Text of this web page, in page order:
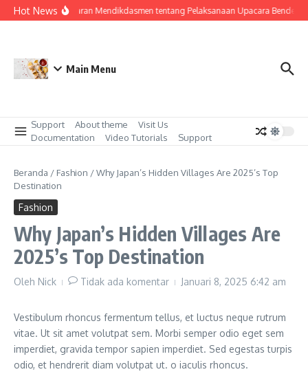
Lewati ke konten
Hot NewsSurat Edaran Mendikdasmen tentang Pelaksanaan Upacara Bendera
Main Menu
Support About theme
Visit Us
Documentation
Video Tutorials Support
Beranda / Fashion /Why Japan’s Hidden Villages Are 2025’s Top
Destination
Fashion
Why Japan’s Hidden Villages Are
2025’s Top Destination
Oleh Nick Tidak ada komentar Januari 8, 2025 6:42 am
Vestibulum rhoncus fermentum tellus, et luctus neque rutrum
vitae. Ut sit amet volutpat sem. Morbi semper odio eget sem
imperdiet, gravida tempor sapien imperdiet. Sed egestas turpis
odio, et hendrerit diam volutpat ut. o iaculis rhoncus.